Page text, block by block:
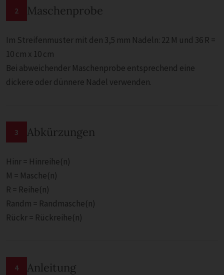
2 Maschenprobe
Im Streifenmuster mit den 3,5 mm Nadeln: 22 M und 36 R =
10 cm x 10 cm
Bei abweichender Maschenprobe entsprechend eine
dickere oder dünnere Nadel verwenden.
3 Abkürzungen
Hinr = Hinreihe(n)
M = Masche(n)
R = Reihe(n)
Randm = Randmasche(n)
Rückr = Rückreihe(n)
4 Anleitung